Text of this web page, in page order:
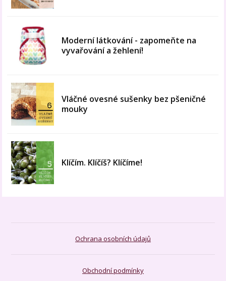
Moderní látkování - zapomeňte na
vyvařování a žehlení!
Vláčné ovesné sušenky bez pšeničné
mouky
Klíčím. Klíčíš? Klíčíme!
Ochrana osobních údajů
Obchodní podmínky